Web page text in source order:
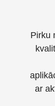
Pirku
ar